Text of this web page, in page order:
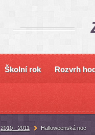
Školní rok Rozvrh
2010 - 2011 Halloweenská noc